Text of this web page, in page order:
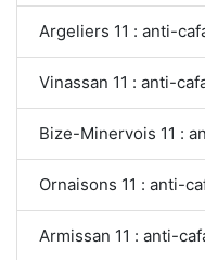
Argeliers 11 : anti-
Vinassan 11 : anti-
Bize-Minervois 11 :
Ornaisons 11 : anti-
Armissan 11 : anti-